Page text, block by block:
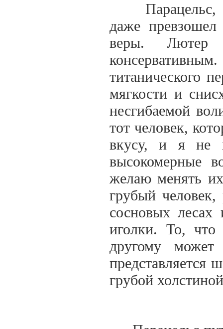
Парацельс,
даже
веры.
титанического
мягкости и
несгибаемой
тот человек,
вкусу, и я не
высокомерные
желаю менять
грубый
сосновых
иголки. То,
другому
представляется
грубой